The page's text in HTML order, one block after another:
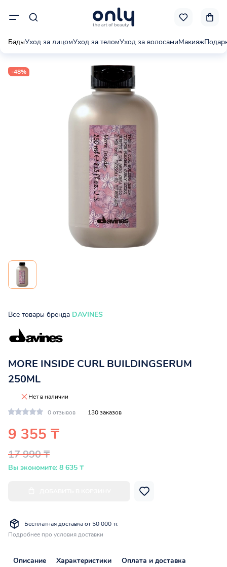
БадыУход за лицомУход за теломУход за волосамиМакияж
-48%
Все товары бренда DAVINES
MORE INSIDE CURL BUILDINGSERUM
250ML
Нет в наличии
0 отзывов
130 заказов
9 355 ₸
17 990 ₸
Вы экономите: 8 635 ₸
Бесплатная доставка от 50 000 тг.
Подробнее про условия доставки
Описание Характеристики Оплата и доставка